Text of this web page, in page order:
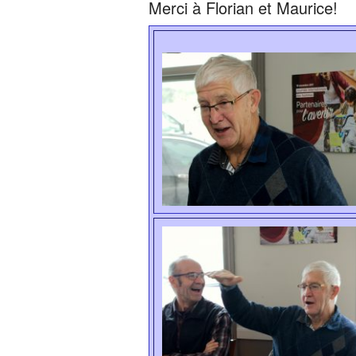
Merci à Florian et Maurice!